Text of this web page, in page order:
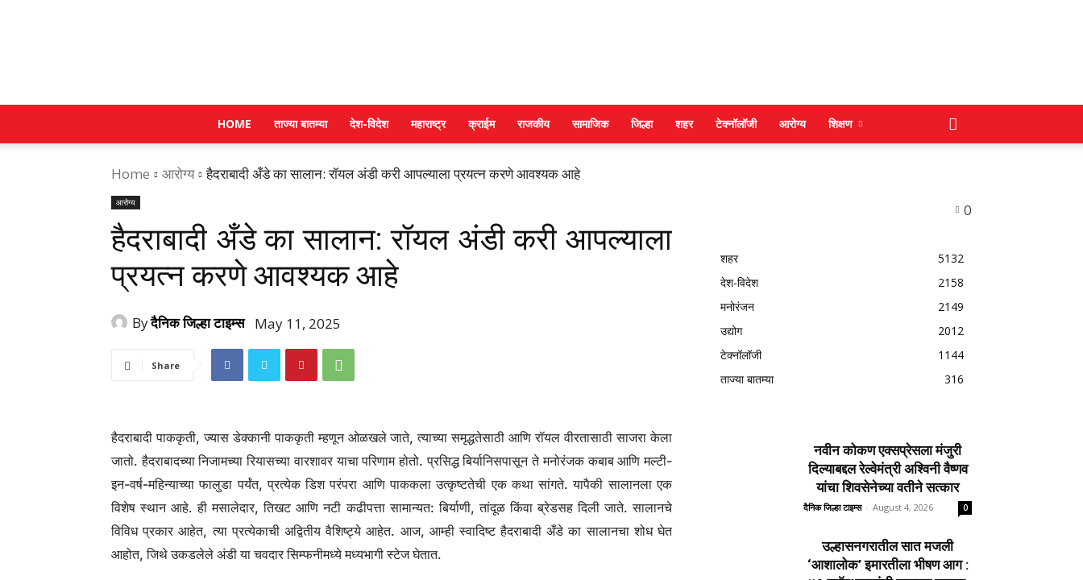
DAINIK
HOME ताज्या बातम्या देश-विदेश महाराष्ट्र क्राईम राजकीय सामाजिक जिल्हा शहर टेक्नॉलॉजी आरोग्य शिक्षण
Home आरोग्य हैदराबादी अँडे का सालान: रॉयल अंडी करी आपल्याला प्रयत्न करणे आवश्यक आहे
आरोग्य
हैदराबादी अँडे का सालान: रॉयल अंडी करी आपल्याला
प्रयत्न करणे आवश्यक आहे
Byदैनिक जिल्हा टाइम्स May 11, 2025
Share
हैदराबादी पाककृती, ज्यास डेक्कानी पाककृती म्हणून ओळखले जाते, त्याच्या समृद्धतेसाठी आणि रॉयल वीरतासाठी साजरा केला
जातो. हैदराबादच्या निजामच्या रियासच्या वारशावर याचा परिणाम होतो. प्रसिद्ध बिर्यानिसपासून ते मनोरंजक कबाब आणि मल्टी-
इन-वर्ष-महिन्याच्या फालुडा पर्यंत, प्रत्येक डिश परंपरा आणि पाककला उत्कृष्टतेची एक कथा सांगते. यापैकी सालानला एक
विशेष स्थान आहे. ही मसालेदार, तिखट आणि नटी कढीपत्ता सामान्यत: बिर्याणी, तांदूळ किंवा ब्रेडसह दिली जाते. सालानचे
विविध प्रकार आहेत, त्या प्रत्येकाची अद्वितीय वैशिष्ट्ये आहेत. आज, आम्ही स्वादिष्ट हैदराबादी अँडे का सालानचा शोध घेत
आहोत, जिथे उकडलेले अंडी या चवदार सिम्फनीमध्ये मध्यभागी स्टेज घेतात.
0
शहर
5132
देश-विदेश
2158
मनोरंजन
2149
उद्योग
2012
टेक्नॉलॉजी
1144
ताज्या बातम्या
316
नवीन कोकण एक्सप्रेसला मंजुरी
दिल्याबद्दल रेल्वेमंत्री अश्विनी वैष्णव
यांचा शिवसेनेच्या वतीने सत्कार
दैनिक जिल्हा टाइम्स - August 4, 2026 0
उल्हासनगरातील सात मजली
‘आशालोक’ इमारतीला भीषण आग :